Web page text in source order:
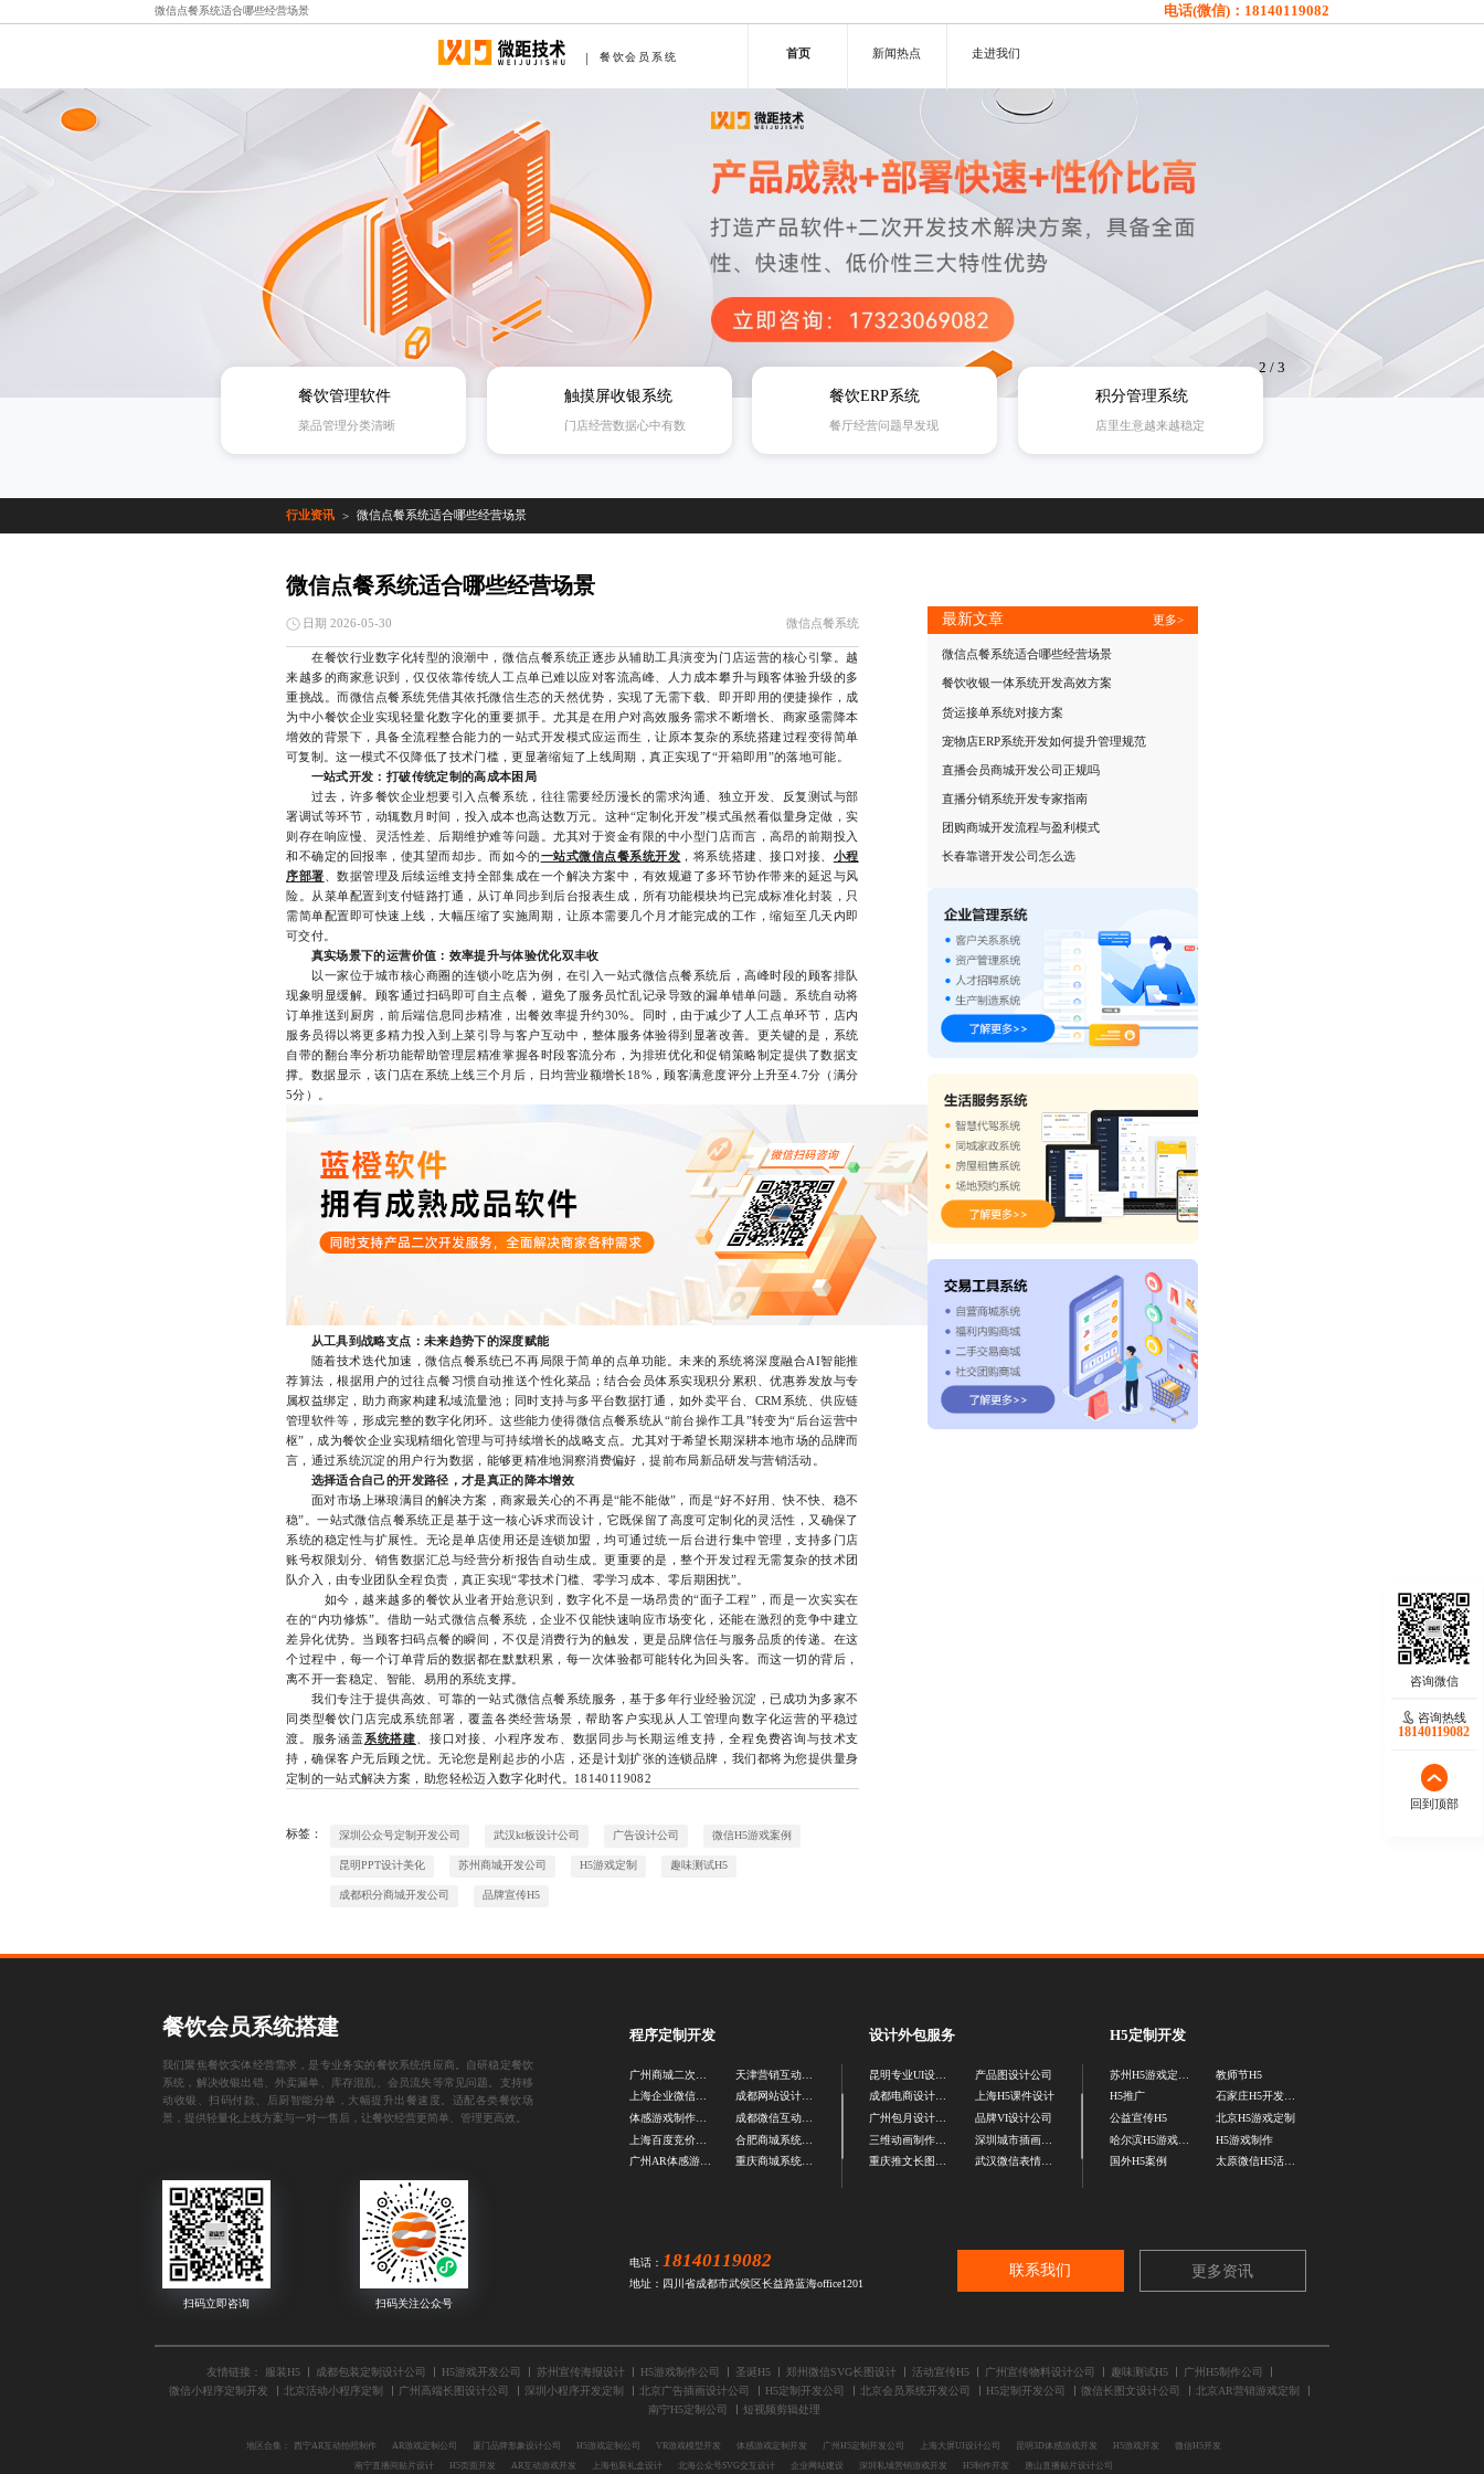
微信点餐系统适合哪些经营场景 电话(微信)： 18140119082
餐饮会员系统 首页 新闻热点 走进我们
3 / 3
餐饮管理软件
菜品管理分类清晰
触摸屏收银系统
门店经营数据心中有数
餐饮ERP系统
餐厅经营问题早发现
积分管理系统
店里生意越来越稳定
行业资讯 > 微信点餐系统适合哪些经营场景
微信点餐系统适合哪些经营场景
日期 2026-05-30 微信点餐系统
在餐饮行业数字化转型的浪潮中，微信点餐系统正逐步从辅助工具演变为门店运营的核心引擎。越
来越多的商家意识到，仅仅依靠传统人工点单已难以应对客流高峰、人力成本攀升与顾客体验升级的多
重挑战。而微信点餐系统凭借其依托微信生态的天然优势，实现了无需下载、即开即用的便捷操作，成
为中小餐饮企业实现轻量化数字化的重要抓手。尤其是在用户对高效服务需求不断增长、商家亟需降本
增效的背景下，具备全流程整合能力的一站式开发模式应运而生，让原本复杂的系统搭建过程变得简单
可复制。这一模式不仅降低了技术门槛，更显著缩短了上线周期，真正实现了“开箱即用”的落地可能。
一站式开发：打破传统定制的高成本困局
过去，许多餐饮企业想要引入点餐系统，往往需要经历漫长的需求沟通、独立开发、反复测试与部
署调试等环节，动辄数月时间，投入成本也高达数万元。这种“定制化开发”模式虽然看似量身定做，实
则存在响应慢、灵活性差、后期维护难等问题。尤其对于资金有限的中小型门店而言，高昂的前期投入
和不确定的回报率，使其望而却步。而如今的一站式微信点餐系统开发 ，将系统搭建、接口对接、 小程
序部署 、数据管理及后续运维支持全部集成在一个解决方案中，有效规避了多环节协作带来的延迟与风
险。从菜单配置到支付链路打通，从订单同步到后台报表生成，所有功能模块均已完成标准化封装，只
需简单配置即可快速上线，大幅压缩了实施周期，让原本需要几个月才能完成的工作，缩短至几天内即
可交付。
真实场景下的运营价值：效率提升与体验优化双丰收
以一家位于城市核心商圈的连锁小吃店为例，在引入一站式微信点餐系统后，高峰时段的顾客排队
现象明显缓解。顾客通过扫码即可自主点餐，避免了服务员忙乱记录导致的漏单错单问题。系统自动将
订单推送到厨房，前后端信息同步精准，出餐效率提升约30%。同时，由于减少了人工点单环节，店内
服务员得以将更多精力投入到上菜引导与客户互动中，整体服务体验得到显著改善。更关键的是，系统
自带的翻台率分析功能帮助管理层精准掌握各时段客流分布，为排班优化和促销策略制定提供了数据支
撑。数据显示，该门店在系统上线三个月后，日均营业额增长18%，顾客满意度评分上升至4.7分（满分
5分）。
从工具到战略支点：未来趋势下的深度赋能
随着技术迭代加速，微信点餐系统已不再局限于简单的点单功能。未来的系统将深度融合AI智能推
荐算法，根据用户的过往点餐习惯自动推送个性化菜品；结合会员体系实现积分累积、优惠券发放与专
属权益绑定，助力商家构建私域流量池；同时支持与多平台数据打通，如外卖平台、CRM系统、供应链
管理软件等，形成完整的数字化闭环。这些能力使得微信点餐系统从“前台操作工具”转变为“后台运营中
枢”，成为餐饮企业实现精细化管理与可持续增长的战略支点。尤其对于希望长期深耕本地市场的品牌而
言，通过系统沉淀的用户行为数据，能够更精准地洞察消费偏好，提前布局新品研发与营销活动。
选择适合自己的开发路径，才是真正的降本增效
面对市场上琳琅满目的解决方案，商家最关心的不再是“能不能做”，而是“好不好用、快不快、稳不
稳”。一站式微信点餐系统正是基于这一核心诉求而设计，它既保留了高度可定制化的灵活性，又确保了
系统的稳定性与扩展性。无论是单店使用还是连锁加盟，均可通过统一后台进行集中管理，支持多门店
账号权限划分、销售数据汇总与经营分析报告自动生成。更重要的是，整个开发过程无需复杂的技术团
队介入，由专业团队全程负责，真正实现“零技术门槛、零学习成本、零后期困扰”。
如今，越来越多的餐饮从业者开始意识到，数字化不是一场昂贵的“面子工程”，而是一次实实在
在的“内功修炼”。借助一站式微信点餐系统，企业不仅能快速响应市场变化，还能在激烈的竞争中建立
差异化优势。当顾客扫码点餐的瞬间，不仅是消费行为的触发，更是品牌信任与服务品质的传递。在这
个过程中，每一个订单背后的数据都在默默积累，每一次体验都可能转化为回头客。而这一切的背后，
离不开一套稳定、智能、易用的系统支撑。
我们专注于提供高效、可靠的一站式微信点餐系统服务，基于多年行业经验沉淀，已成功为多家不
同类型餐饮门店完成系统部署，覆盖各类经营场景，帮助客户实现从人工管理向数字化运营的平稳过
渡。服务涵盖 系统搭建 、接口对接、小程序发布、数据同步与长期运维支持，全程免费咨询与技术支
持，确保客户无后顾之忧。无论您是刚起步的小店，还是计划扩张的连锁品牌，我们都将为您提供量身
定制的一站式解决方案，助您轻松迈入数字化时代。18140119082
标签： 深圳公众号定制开发公司 武汉kt板设计公司 广告设计公司 微信H5游戏案例
昆明PPT设计美化 苏州商城开发公司 H5游戏定制 趣味测试H5
成都积分商城开发公司 品牌宣传H5
最新文章 更多>
微信点餐系统适合哪些经营场景
餐饮收银一体系统开发高效方案
货运接单系统对接方案
宠物店ERP系统开发如何提升管理规范
直播会员商城开发公司正规吗
直播分销系统开发专家指南
团购商城开发流程与盈利模式
长春靠谱开发公司怎么选
餐饮会员系统搭建
我们聚焦餐饮实体经营需求，是专业务实的餐饮系统供应商。自研稳定餐饮
系统，解决收银出错、外卖漏单、库存混乱、会员流失等常见问题。支持移
动收银、扫码付款、后厨智能分单，大幅提升出餐速度。适配各类餐饮场
景，提供轻量化上线方案与一对一售后，让餐饮经营更简单、管理更高效。
程序定制开发
上海企业微信制作公司
体感游戏制作公司
上海百度竞价优化公司
广州AR体感游戏定制
成都网站设计制作
重庆商城系统定制公司
设计外包服务
成都电商设计公司
重庆推文长图设计公司
产品图设计公司
上海H5课件设计
品牌VI设计公司
武汉微信表情包定制公司
H5定制开发
H5推广
公益宣传H5
哈尔滨H5游戏制作
国外H5案例
教师节H5
石家庄H5开发公司
北京H5游戏定制
H5游戏制作
太原微信H5活动开发
电话： 18140119082
地址：四川省成都市武侯区长益路蓝海office1201
联系我们 更多资讯
友情链接： 服装H5 成都包装定制设计公司 H5游戏开发公司 苏州宣传海报设计 H5游戏制作公司 圣诞H5 郑州微信SVG长图设计 活动宣传H5 广州宣传物料设计公司 趣味测试H5
广州H5制作公司
微信小程序定制开发
北京活动小程序定制 广州高端长图设计公司 深圳小程序开发定制 北京广告插画设计公司 H5定制开发公司 北京会员系统开发公司 H5定制开发公司 微信长图文设计公司
北京AR营销游戏定制
南宁H5定制公司
短视频剪辑处理
地区合集： 西宁AR互动拍照制作 AR游戏定制公司 厦门品牌形象设计公司 H5游戏定制公司 VR游戏模型开发 体感游戏定制开发 广州H5定制开发公司 上海大屏UI设计公司 昆明3D体感游戏开发 H5游戏开发
微信H5开发
南宁直播间贴片设计
H5页面开发 AR互动游戏开发 上海包装礼盒设计 北海公众号SVG交互设计 企业网站建设 深圳私域营销游戏开发 H5制作开发 唐山直播贴片设计公司
咨询热线
18140119082
回到顶部